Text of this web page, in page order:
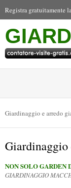
Registra gratuitamente
Giardinaggio e arredo
NON SOLO GARDEN
GIARDINAGGIO